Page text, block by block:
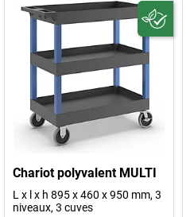
Chariot polyvalent MULTI
L x l x h 895 x 460 x 950 mm, 3
niveaux, 3 cuves